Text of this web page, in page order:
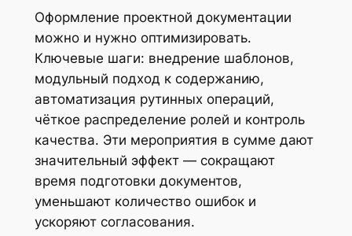
Оформление проектной документации
можно и нужно оптимизировать.
Ключевые шаги: внедрение шаблонов,
модульный подход к содержанию,
автоматизация рутинных операций,
чёткое распределение ролей и контроль
качества. Эти мероприятия в сумме дают
значительный эффект — сокращают
время подготовки документов,
уменьшают количество ошибок и
ускоряют согласования.